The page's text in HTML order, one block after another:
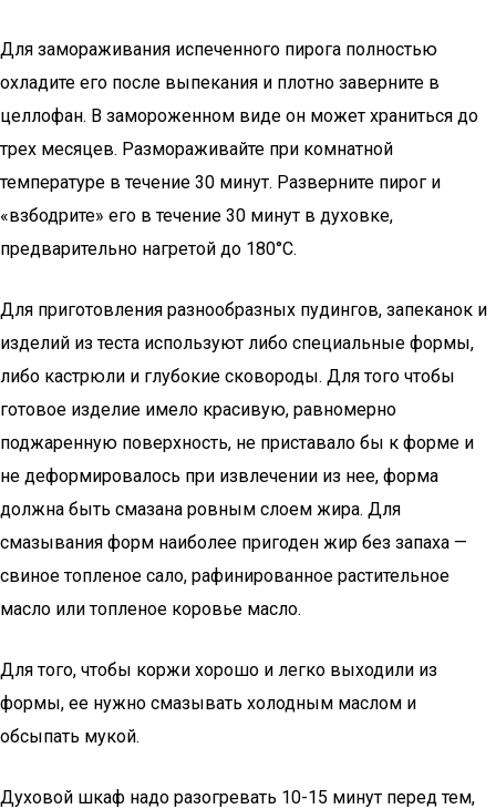
Для замораживания испеченного пирога полностью
охладите его после выпекания и плотно заверните в
целлофан. В замороженном виде он может храниться до
трех месяцев. Размораживайте при комнатной
температуре в течение 30 минут. Разверните пирог и
«взбодрите» его в течение 30 минут в духовке,
предварительно нагретой до 180°С.
Для приготовления разнообразных пудингов, запеканок и
изделий из теста используют либо специальные формы,
либо кастрюли и глубокие сковороды. Для того чтобы
готовое изделие имело красивую, равномерно
поджаренную поверхность, не приставало бы к форме и
не деформировалось при извлечении из нее, форма
должна быть смазана ровным слоем жира. Для
смазывания форм наиболее пригоден жир без запаха —
свиное топленое сало, рафинированное растительное
масло или топленое коровье масло.
Для того, чтобы коржи хорошо и легко выходили из
формы, ее нужно смазывать холодным маслом и
обсыпать мукой.
Духовой шкаф надо разогревать 10-15 минут перед тем,